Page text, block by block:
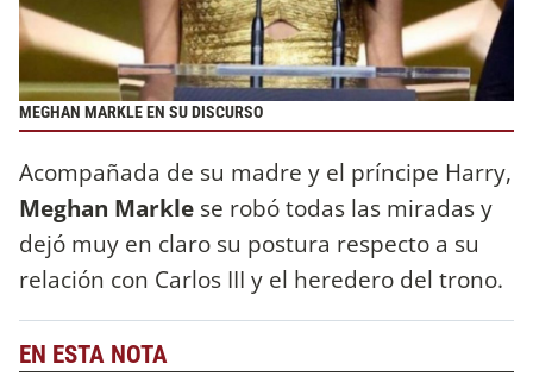
MEGHAN MARKLE EN SU DISCURSO
Acompañada de su madre y el príncipe Harry,
Meghan Markle se robó todas las miradas y
dejó muy en claro su postura respecto a su
relación con Carlos III y el heredero del trono.
EN ESTA NOTA